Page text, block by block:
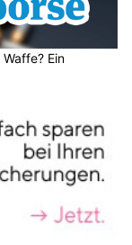
Ein